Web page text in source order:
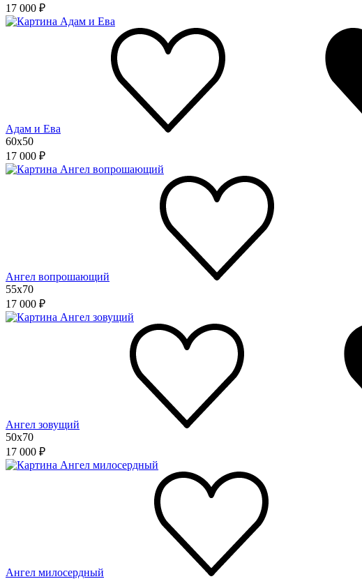
17 000 ₽
Адам и Ева
60x50
17 000 ₽
Ангел вопрошающий
55x70
17 000 ₽
Ангел зовущий
50x70
17 000 ₽
Ангел милосердный